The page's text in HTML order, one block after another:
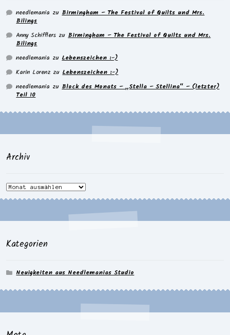
needlemania zuBirmingham – The Festival of Quilts und Mrs.
Bilings
Anny Schifflers zuBirmingham – The Festival of Quilts und Mrs.
Bilings
needlemania zuLebenszeichen :-)
Karin Lorenz zuLebenszeichen :-)
needlemania zuBlock des Monats – „Stella – Stellina“ – (letzter)
Teil 10
Archiv
Archiv
Kategorien
Neuigkeiten aus Needlemanias Studio